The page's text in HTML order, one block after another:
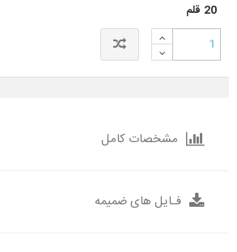
20 قلم
مشخصات کامل
فـایل های ضمیمه